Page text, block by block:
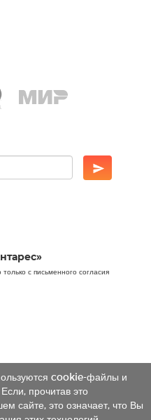
cookie-файлы и
прочитав это
сайте, это означает, что Вы
с письменного согласия